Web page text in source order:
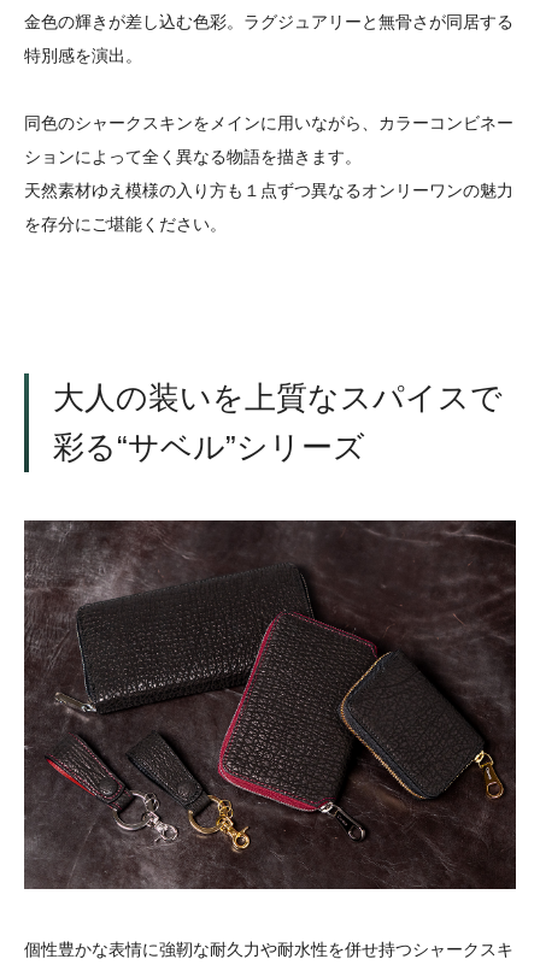
金色の輝きが差し込む色彩。ラグジュアリーと無骨さが同居する
特別感を演出。
同色のシャークスキンをメインに用いながら、カラーコンビネー
ションによって全く異なる物語を描きます。
天然素材ゆえ模様の入り方も１点ずつ異なるオンリーワンの魅力
を存分にご堪能ください。
大人の装いを上質なスパイスで
彩る“サベル”シリーズ
個性豊かな表情に強靭な耐久力や耐水性を併せ持つシャークスキ